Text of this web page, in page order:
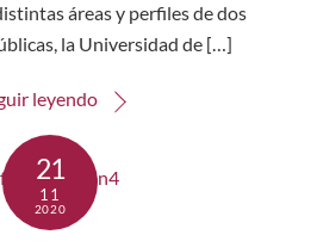
áreas y perfiles de dos
la Universidad de […]
leyendo
21
11
2020